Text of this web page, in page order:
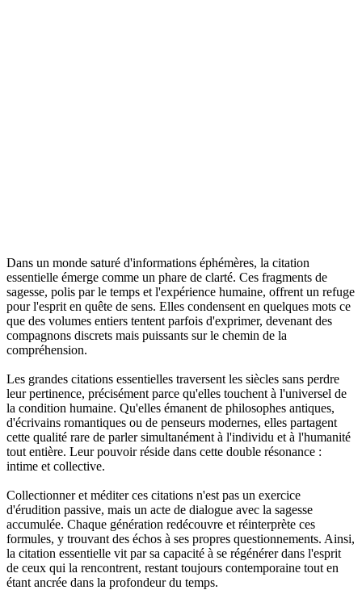
Dans un monde saturé d'informations éphémères, la citation
essentielle émerge comme un phare de clarté. Ces fragments de
sagesse, polis par le temps et l'expérience humaine, offrent un refuge
pour l'esprit en quête de sens. Elles condensent en quelques mots ce
que des volumes entiers tentent parfois d'exprimer, devenant des
compagnons discrets mais puissants sur le chemin de la
compréhension.
Les grandes citations essentielles traversent les siècles sans perdre
leur pertinence, précisément parce qu'elles touchent à l'universel de
la condition humaine. Qu'elles émanent de philosophes antiques,
d'écrivains romantiques ou de penseurs modernes, elles partagent
cette qualité rare de parler simultanément à l'individu et à l'humanité
tout entière. Leur pouvoir réside dans cette double résonance :
intime et collective.
Collectionner et méditer ces citations n'est pas un exercice
d'érudition passive, mais un acte de dialogue avec la sagesse
accumulée. Chaque génération redécouvre et réinterprète ces
formules, y trouvant des échos à ses propres questionnements. Ainsi,
la citation essentielle vit par sa capacité à se régénérer dans l'esprit
de ceux qui la rencontrent, restant toujours contemporaine tout en
étant ancrée dans la profondeur du temps.